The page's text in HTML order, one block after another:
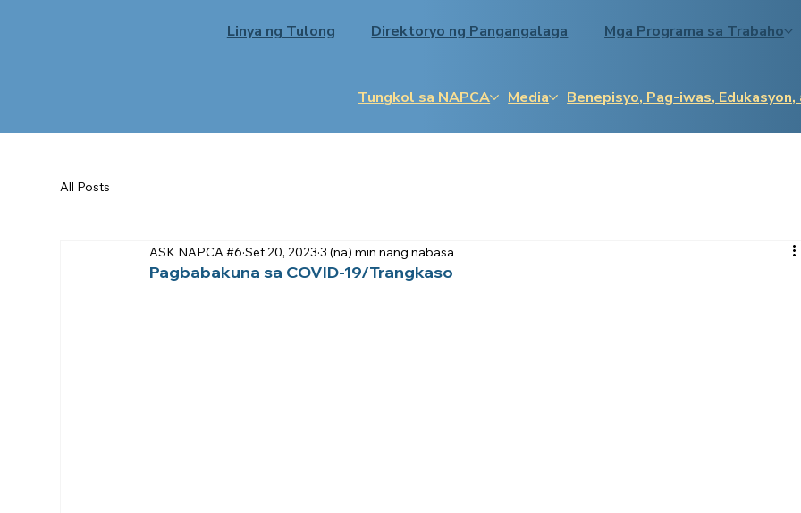
Linya ng Tulong Direktoryo ng Pangangalaga Mga Programa sa Trabaho
Tungkol sa NAPCA Media Benepisyo, Pag-iwas,
All Posts
Pagbabakuna sa COVID-19/Trangkaso
ASK NAPCA #6 Set 20, 2023 3 (na) min nang nabasa